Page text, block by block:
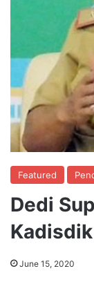
Featured
Dedi
June 15, 2020